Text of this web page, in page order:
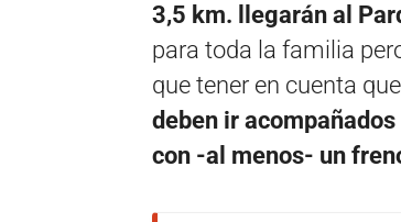
3,5 km. llegarán al
para toda la familia
que tener en cuenta
deben ir
con -al menos- un